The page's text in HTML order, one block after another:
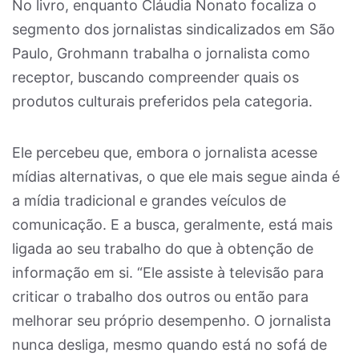
No livro, enquanto Cláudia Nonato focaliza o
segmento dos jornalistas sindicalizados em São
Paulo, Grohmann trabalha o jornalista como
receptor, buscando compreender quais os
produtos culturais preferidos pela categoria.
Ele percebeu que, embora o jornalista acesse
mídias alternativas, o que ele mais segue ainda é
a mídia tradicional e grandes veículos de
comunicação. E a busca, geralmente, está mais
ligada ao seu trabalho do que à obtenção de
informação em si. “Ele assiste à televisão para
criticar o trabalho dos outros ou então para
melhorar seu próprio desempenho. O jornalista
nunca desliga, mesmo quando está no sofá de